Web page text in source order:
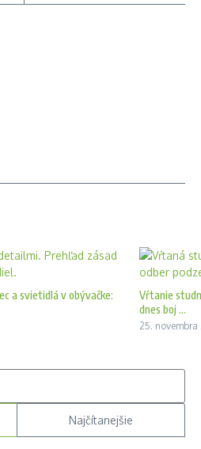
a svietidlá v obývačke:
Vŕtanie
dnes boj ...
25.
Najčítanejšie